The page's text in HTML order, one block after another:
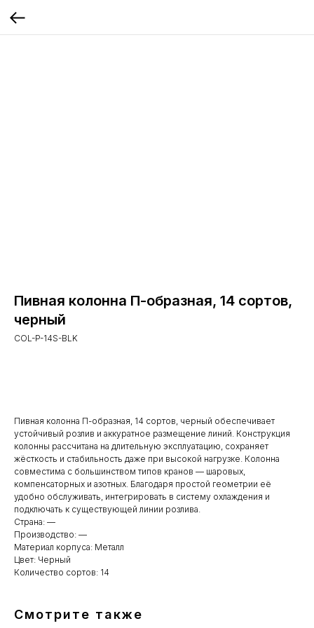
Пивная колонна П-образная, 14 сортов,
черный
COL-P-14S-BLK
Пивная колонна П-образная, 14 сортов, черный обеспечивает
устойчивый розлив и аккуратное размещение линий. Конструкция
колонны рассчитана на длительную эксплуатацию, сохраняет
жёсткость и стабильность даже при высокой нагрузке. Колонна
совместима с большинством типов кранов — шаровых,
компенсаторных и азотных. Благодаря простой геометрии её
удобно обслуживать, интегрировать в систему охлаждения и
подключать к существующей линии розлива.
Страна: —
Производство: —
Материал корпуса: Металл
Цвет: Черный
Количество сортов: 14
Смотрите также